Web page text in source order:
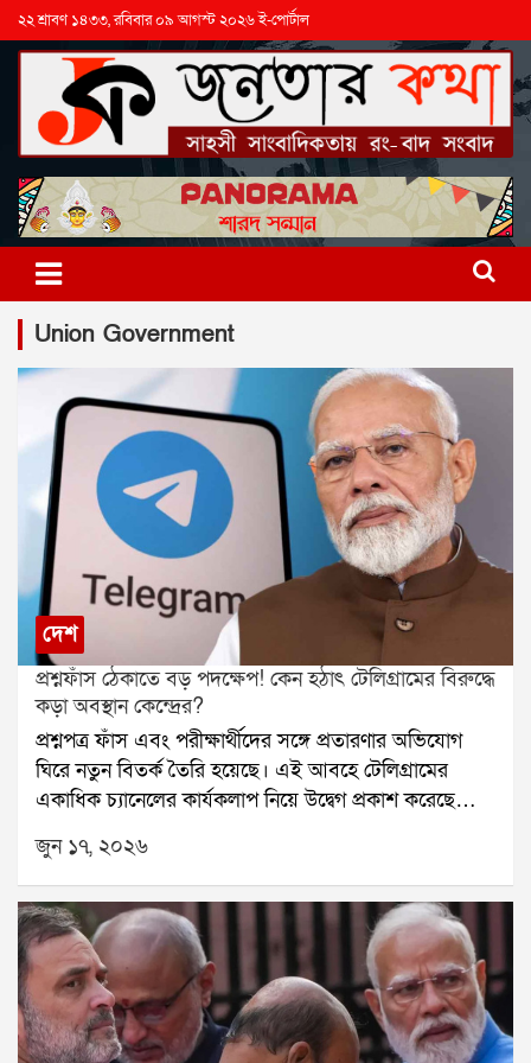
২২ শ্রাবণ ১৪৩৩, রবিবার ০৯ আগস্ট ২০২৬ ই-পোর্টাল
Union Government
দেশ
প্রশ্নফাঁস ঠেকাতে বড় পদক্ষেপ! কেন হঠাৎ টেলিগ্রামের বিরুদ্ধে
কড়া অবস্থান কেন্দ্রের?
প্রশ্নপত্র ফাঁস এবং পরীক্ষার্থীদের সঙ্গে প্রতারণার অভিযোগ
ঘিরে নতুন বিতর্ক তৈরি হয়েছে। এই আবহে টেলিগ্রামের
একাধিক চ্যানেলের কার্যকলাপ নিয়ে উদ্বেগ প্রকাশ করেছে
প্রশ্নপত্র পাইয়ে দেওয়ার নামে বিপুল পরিমাণ অর্থ দাবি করছিল
এবং বিভ্রান্তিকর তথ্য ছড়াচ্ছিল।সরকারি সূত্রের দাবি,
শিক্ষার্থীদের লক্ষ্য করে সক্রিয় একাধিক প্রতারণা চক্রের
বিরুদ্ধে ব্যবস্থা নিতেই এই পদক্ষেপ করা হয়েছে। প্রশাসনের
বক্তব্য, এটি কোনও মতপ্রকাশ বা কণ্ঠরোধের বিষয় নয়। বরং
পরীক্ষা ব্যবস্থার স্বচ্ছতা বজায় রাখা এবং পরীক্ষার্থীদের
সুরক্ষার জন্য নির্দিষ্ট পদক্ষেপ নেওয়া হয়েছে।অন্যদিকে এই
জুন ১৭, ২০২৬